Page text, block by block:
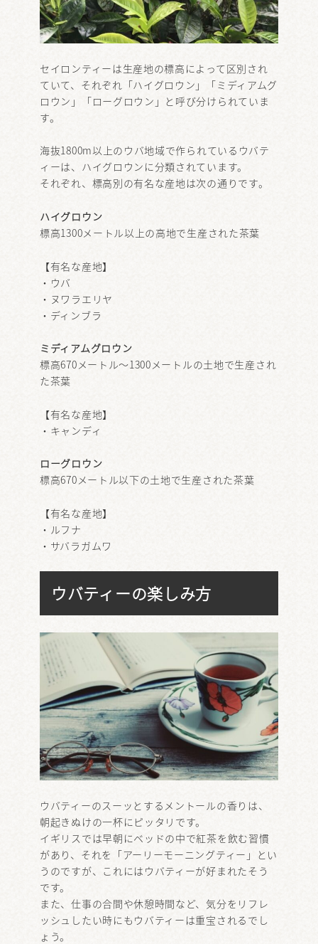
セイロンティーは生産地の標高によって区別され
ていて、それぞれ「ハイグロウン」「ミディアムグ
ロウン」「ローグロウン」と呼び分けられていま
す。
海抜1800m以上のウバ地域で作られているウバテ
ィーは、ハイグロウンに分類されています。
それぞれ、標高別の有名な産地は次の通りです。
ハイグロウン
標高1300メートル以上の高地で生産された茶葉
【有名な産地】
・ウバ
・ヌワラエリヤ
・ディンブラ
ミディアムグロウン
標高670メートル～1300メートルの土地で生産され
た茶葉
【有名な産地】
・キャンディ
ローグロウン
標高670メートル以下の土地で生産された茶葉
【有名な産地】
・ルフナ
・サバラガムワ
ウバティーの楽しみ方
ウバティーのスーッとするメントールの香りは、
朝起きぬけの一杯にピッタリです。
イギリスでは早朝にベッドの中で紅茶を飲む習慣
があり、それを「アーリーモーニングティー」とい
うのですが、これにはウバティーが好まれたそう
です。
また、仕事の合間や休憩時間など、気分をリフレ
ッシュしたい時にもウバティーは重宝されるでし
ょう。